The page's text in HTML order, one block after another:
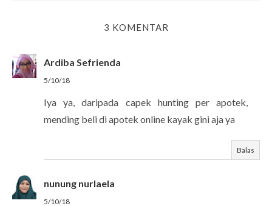
3 KOMENTAR
Ardiba Sefrienda
5/10/18
Iya ya, daripada capek hunting per apotek,
mending beli di apotek online kayak gini aja ya
Balas
nunung nurlaela
5/10/18